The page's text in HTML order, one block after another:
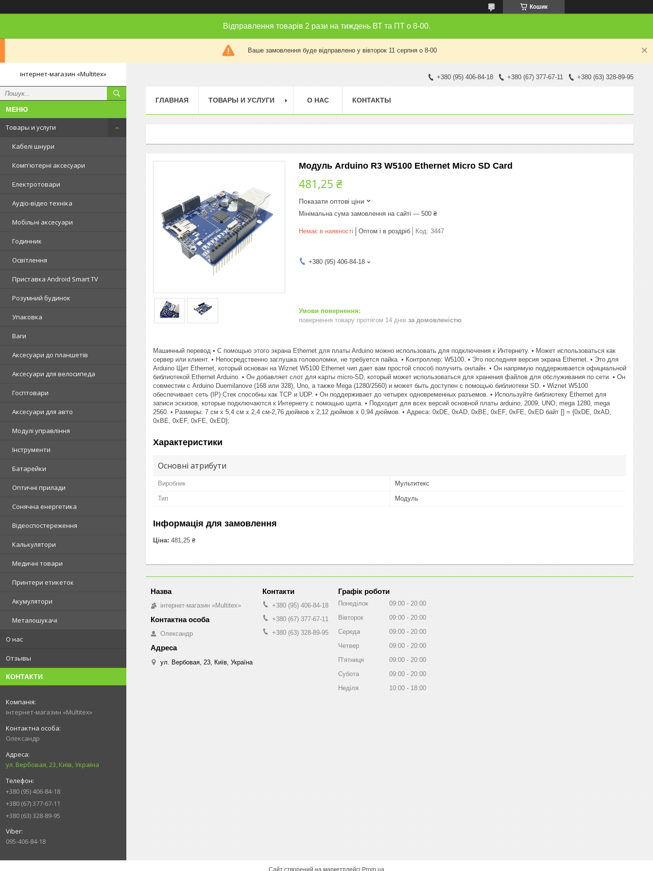
Кошик
Відправлення товарів 2 рази на тиждень ВТ та ПТ о 8-00.
Ваше замовлення буде відправлено у вівторок 11 серпня о 8-00
інтернет-магазин «Multitex»
Товары и услуги
Кабелі шнури
Комп'ютерні аксесуари
Електротовари
Аудіо-відео техніка
Мобільні аксесуари
Годинник
Освітлення
Приставка Android Smart TV
Розумний будинок
Упаковка
Ваги
Аксесуари до планшетів
Аксесуари для велосипеда
Госптовари
Аксесуари для авто
Модулі управління
Інструменти
Батарейки
Оптичні прилади
Сонячна енергетика
Відеоспостереження
Калькулятори
Медичні товари
Принтери етикеток
Акумулятори
Металошукачі
О нас
Отзывы
КОНТАКТИ
інтернет-магазин «Multitex»
Олександр
ул. Вербовая, 23, Київ, Україна
+380 (95) 406-84-18
+380 (67) 377-67-11
+380 (63) 328-89-95
095-406-84-18
+380 (95) 406-84-18 +380 (67) 377-67-11 +380 (63) 328-89-95
ГЛАВНАЯ ТОВАРЫ И УСЛУГИ О НАС КОНТАКТЫ
Модуль Arduino R3 W5100 Ethernet Micro SD Card
481,25 ₴
Показати оптові ціни
Мінімальна сума замовлення на сайті — 500 ₴
Немає в наявності Оптом і в роздріб Код: 3447
+380 (95) 406-84-18
повернення товару протягом 14 днів за домовленістю
Машинный перевод • С помощью этого экрана Ethernet для платы Arduino можно использовать для подключения к Интернету. • Может использоваться как
сервер или клиент. • Непосредственно заглушка головоломки, не требуется пайка. • Контроллер: W5100. • Это последняя версия экрана Ethernet. • Это для
Arduino Щит Ethernet, который основан на Wiznet W5100 Ethernet чип дает вам простой способ получить онлайн. • Он напрямую поддерживается официальной
библиотекой Ethernet Arduino. • Он добавляет слот для карты micro-SD, который может использоваться для хранения файлов для обслуживания по сети. • Он
совместим с Arduino Duemilanove (168 или 328), Uno, а также Mega (1280/2560) и может быть доступен с помощью библиотеки SD. • Wiznet W5100
обеспечивает сеть (IP) Стек способны как TCP и UDP. • Он поддерживает до четырех одновременных разъемов. • Используйте библиотеку Ethernet для
записи эскизов, которые подключаются к Интернету с помощью щита. • Подходит для всех версий основной платы arduino, 2009, UNO, mega 1280, mega
2560. • Размеры: 7 см x 5,4 см x 2,4 см-2,76 дюймов x 2,12 дюймов x 0,94 дюймов. • Адреса: 0xDE, 0xAD, 0xBE, 0xEF, 0xFE, 0xED байт [] = {0xDE, 0xAD,
0xBE, 0xEF, 0xFE, 0xED};
Характеристики
Основні атрибути
Виробник Мультитекс
Тип Модуль
Інформація для замовлення
Ціна: 481,25 ₴
інтернет-магазин «Multitex»
Олександр
ул. Вербовая, 23, Київ, Україна
+380 (95) 406-84-18
+380 (67) 377-67-11
+380 (63) 328-89-95
Графік роботи
Понеділок 09:00
20:00
Вівторок
09:00
20:00
Середа
09:00
20:00
Четвер
09:00
20:00
Пʼятниця
09:00
20:00
Субота
09:00
20:00
Неділя
10:00 18:00
Сайт створений на маркетплейсі Prom.ua